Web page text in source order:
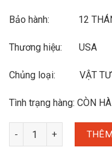
Bảo hành: 12
Thương hiệu: USA
Chủng loại: VẬT TƯ
Tình trạng hàng: CÒN